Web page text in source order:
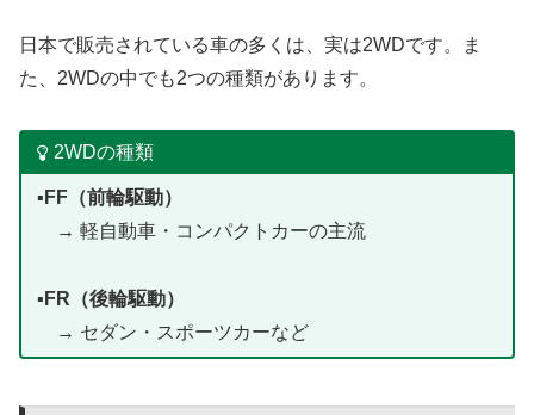
日本で販売されている車の多くは、実は2WDです。ま
た、2WDの中でも2つの種類があります。
2WDの種類
▪️ FF（前輪駆動）
→ 軽自動車・コンパクトカーの主流
▪️ FR（後輪駆動）
→ セダン・スポーツカーなど